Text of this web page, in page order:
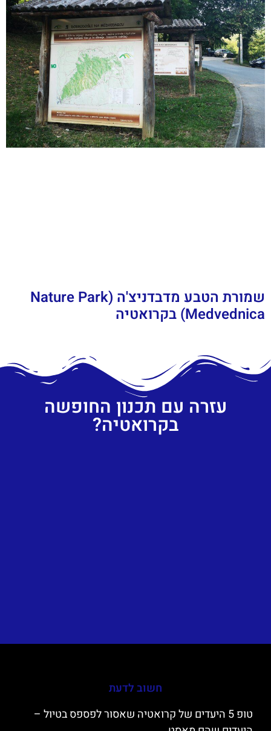
שמורת הטבע מדבדניצ'ה (Nature Park
Medvednica) בקרואטיה
עזרה עם תכנון החופשה
בקרואטיה?
חשוב לדעת
טופ 5 היעדים של קרואטיה שאסור לפספס בטיול –